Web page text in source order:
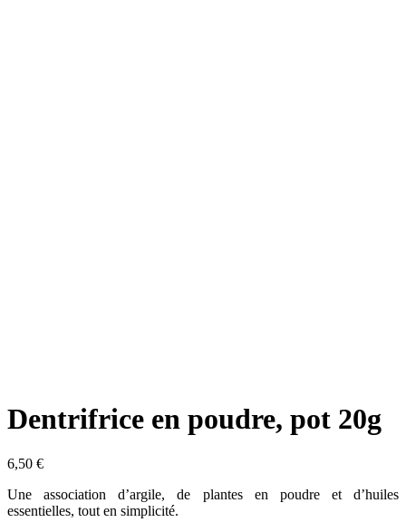
Dentrifrice en poudre, pot 20g
6,50 €
Une association d’argile, de plantes en poudre et d’huiles
essentielles, tout en simplicité.